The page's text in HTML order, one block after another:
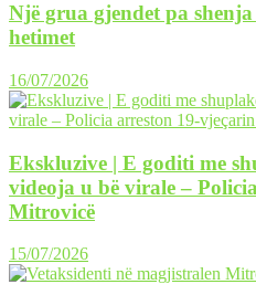
Një grua gjendet pa
hetimet
16/07/2026
Ekskluzive | E goditi me
videoja u bë virale –
Mitrovicë
15/07/2026